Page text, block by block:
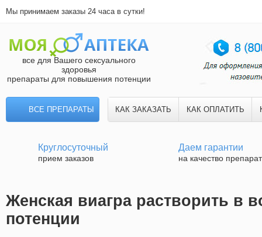
Мы принимаем заказы 24 часа в сутки!
все для Вашего сексуального
здоровья
препараты для повышения потенции
ВСЕ ПРЕПАРАТЫ КАК ЗАКАЗАТЬ КАК ОПЛАТИТЬ
Круглосуточный
прием заказов
Даем гарантии
на качество
Женская виагра растворить в
потенции